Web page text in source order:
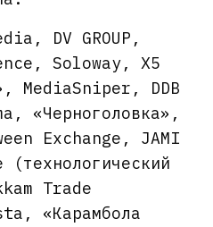
DV GROUP,
Soloway, X5
MediaSniper, DDB
«Черноголовка»,
Exchange, JAMI
(технологический
Trade
«Карамбола